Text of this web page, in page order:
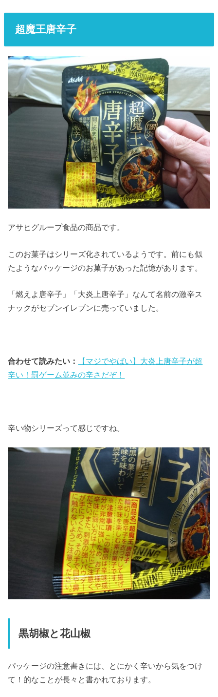
超魔王唐辛子
アサヒグループ食品の商品です。
このお菓子はシリーズ化されているようです。前にも似
たようなパッケージのお菓子があった記憶があります。
「燃えよ唐辛子」「大炎上唐辛子」なんて名前の激辛ス
ナックがセブンイレブンに売っていました。
合わせて読みたい：
【マジでやばい】大炎上唐辛子が超
辛い！罰ゲーム並みの辛さだぞ！
辛い物シリーズって感じですね。
黒胡椒と花山椒
パッケージの注意書きには、とにかく辛いから気をつけ
て！的なことが長々と書かれております。